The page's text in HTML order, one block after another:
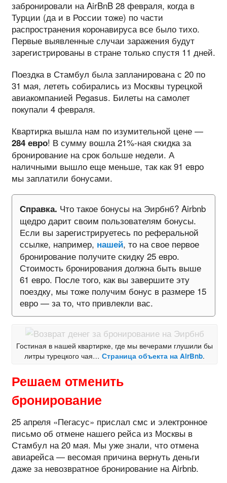
забронировали на AirBnB 28 февраля, когда в
Турции (да и в России тоже) по части
распространения коронавируса все было тихо.
Первые выявленные случаи заражения будут
зарегистрированы в стране только спустя 11 дней.
Поездка в Стамбул была запланирована с 20 по
31 мая, лететь собирались из Москвы турецкой
авиакомпанией Pegasus. Билеты на самолет
покупали 4 февраля.
Квартирка вышла нам по изумительной цене —
284 евро! В сумму вошла 21%-ная скидка за
бронирование на срок больше недели. А
наличными вышло еще меньше, так как 91 евро
мы заплатили бонусами.
Справка. Что такое бонусы на Эирбнб? Airbnb
щедро дарит своим пользователям бонусы.
Если вы зарегистрируетесь по реферальной
ссылке, например, нашей, то на свое первое
бронирование получите скидку 25 евро.
Стоимость бронирования должна быть выше
61 евро. После того, как вы завершите эту
поездку, мы тоже получим бонус в размере 15
евро — за то, что привлекли вас.
Гостиная в нашей квартирке, где мы вечерами глушили бы
литры турецкого чая… Страница объекта на AirBnb.
Решаем отменить
бронирование
25 апреля «Пегасус» прислал смс и электронное
письмо об отмене нашего рейса из Москвы в
Стамбул на 20 мая. Мы уже знали, что отмена
авиарейса — весомая причина вернуть деньги
даже за невозвратное бронирование на Airbnb.